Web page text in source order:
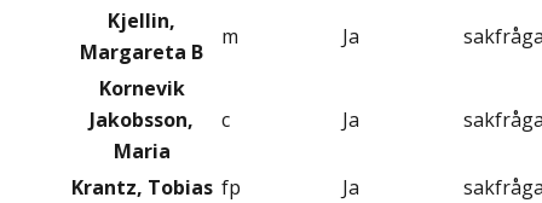
Kjellin,
Margareta B
m Ja
Kornevik
Jakobsson,
Maria
c Ja
Krantz, Tobias fp Ja